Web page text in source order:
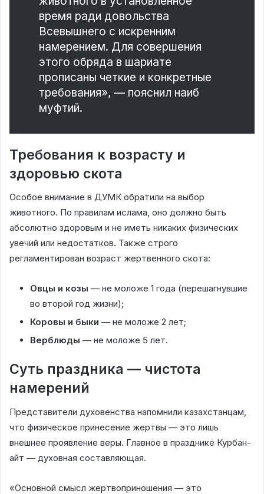
время ради довольства
Всевышнего с искренним
намерением. Для совершения
этого обряда в шариате
прописаны четкие и конкретные
требования», — пояснил наиб
муфтий.
Требования к возрасту и
здоровью скота
Особое внимание в ДУМК обратили на выбор
животного. По правилам ислама, оно должно быть
абсолютно здоровым и не иметь никаких физических
увечий или недостатков. Также строго
регламентирован возраст жертвенного скота:
Овцы и козы — не моложе 1 года (перешагнувшие
во второй год жизни);
Коровы и быки — не моложе 2 лет;
Верблюды — не моложе 5 лет.
Суть праздника — чистота
намерений
Представители духовенства напомнили казахстанцам,
что физическое принесение жертвы — это лишь
внешнее проявление веры. Главное в празднике Курбан-
айт — духовная составляющая.
«Основной смысл жертвоприношения — это